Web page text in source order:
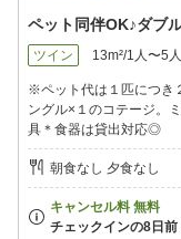
▼当館からのお願い
・ご予約時は、備考
致します
ご入力がない場合、
います
・ご予約時は携帯番号
・予定よりも大幅に
★☆当館のご案内☆★
◇設備・備品
ミニキッチン、冷蔵
ペット同伴OK♪ダブ
ツイン 13m²/1人〜5人
※ペット代は１匹につき
ングル×１のコテージ。
具＊食器は貸出対応◎
朝食なし 夕食なし